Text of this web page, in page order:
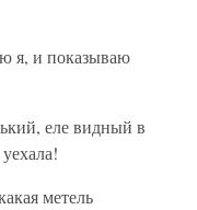
я, и показываю
еле видный в
метель